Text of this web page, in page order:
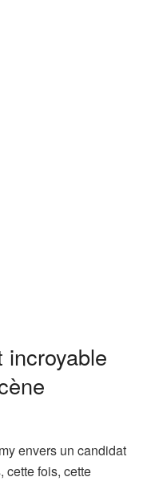
incroyable
envers un candidat
cette fois, cette